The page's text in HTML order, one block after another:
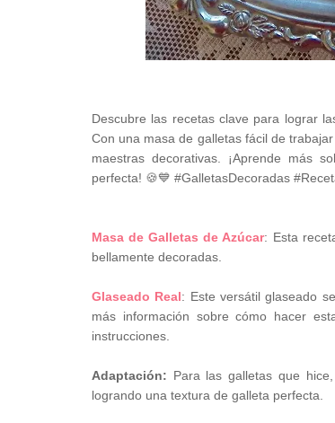
Descubre las recetas clave para lograr
Con una masa de galletas fácil de
maestras decorativas. ¡Aprende más
perfecta! 🍪💙 #GalletasDecoradas
Masa de Galletas de Azúcar: Esta
bellamente decoradas.
Glaseado Real: Este versátil glaseado
más información sobre cómo hacer
instrucciones.
Adaptación: Para las galletas que
logrando una textura de galleta perfecta.